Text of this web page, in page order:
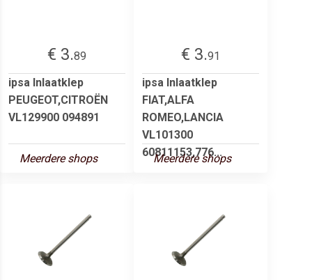
€ 3.89
ipsa Inlaatklep
PEUGEOT,CITROËN
VL129900 094891
Meerdere shops
€ 3.91
ipsa Inlaatklep
FIAT,ALFA
ROMEO,LANCIA
VL101300
60811153,776...
Meerdere shops